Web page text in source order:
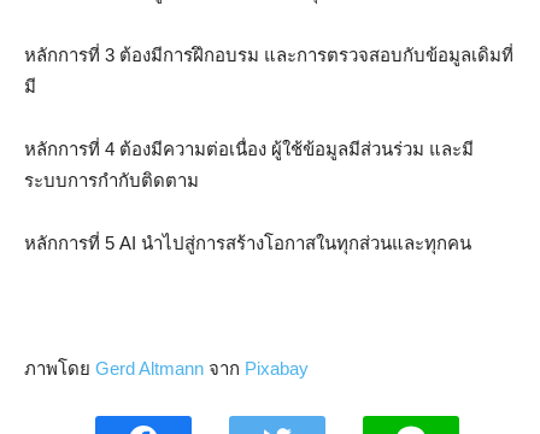
หลักการที่ 3 ต้องมีการฝึกอบรม และการตรวจสอบกับข้อมูลเดิมที่
มี
หลักการที่ 4 ต้องมีความต่อเนื่อง ผู้ใช้ข้อมูลมีส่วนร่วม และมี
ระบบการกำกับติดตาม
หลักการที่ 5 AI นำไปสู่การสร้างโอกาสในทุกส่วนและทุกคน
ภาพโดย Gerd Altmann จาก Pixabay